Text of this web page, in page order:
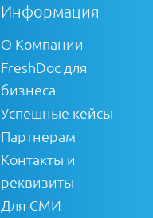
Информация
О Компании
FreshDoc для
бизнеса
Успешные кейсы
Партнерам
Контакты и
реквизиты
Для СМИ